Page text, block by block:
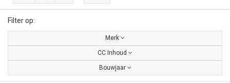
Filter op:
Merk
CC Inhoud
Bouwjaar